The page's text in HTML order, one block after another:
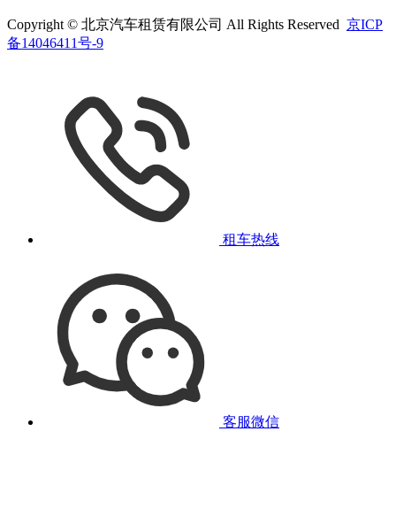
Copyright © 北京汽车租赁有限公司 All Rights Reserved 京ICP
备14046411号-9
租车热线
客服微信